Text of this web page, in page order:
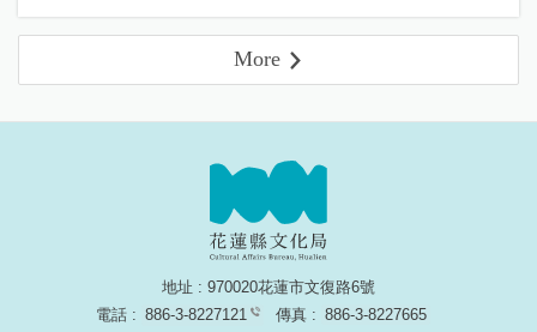
More
地址 : 970020花蓮市文復路6號
電話 : 886-3-8227121 傳真 : 886-3-8227665